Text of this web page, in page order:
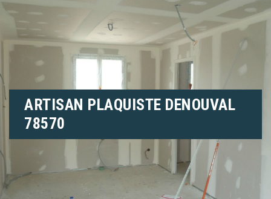
ARTISAN PLAQUISTE DENOUVAL
78570